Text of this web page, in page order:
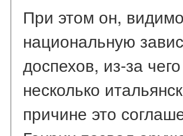
При этом он,
национальную
доспехов, из-за
несколько
причине это